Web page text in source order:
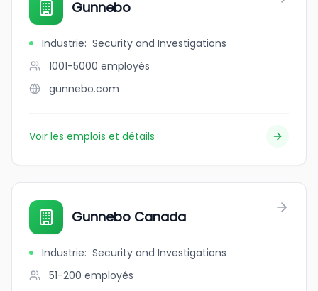
Gunnebo
Industrie: Security and Investigations
1001-5000 employés
gunnebo.com
Voir les emplois et détails
Gunnebo Canada
Industrie: Security and Investigations
51-200 employés